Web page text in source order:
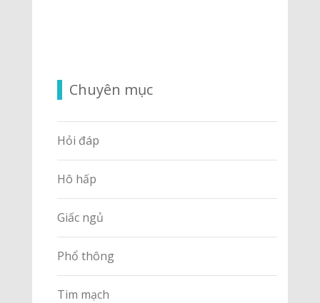
Chuyên mục
Hỏi đáp
Hô hấp
Giấc ngủ
Phổ thông
Tim mạch